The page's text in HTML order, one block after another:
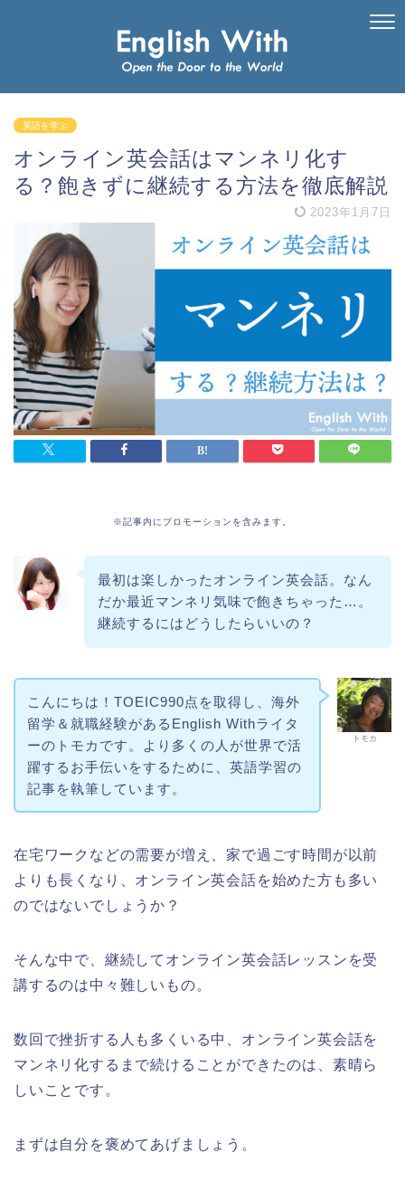
英語を学ぶ
オンライン英会話はマンネリ化す
る？飽きずに継続する方法を徹底解説
2023年1月7日
※記事内にプロモーションを含みます。
最初は楽しかったオンライン英会話。なん
だか最近マンネリ気味で飽きちゃった…。
継続するにはどうしたらいいの？
トモカ
こんにちは！TOEIC990点を取得し、海外
留学＆就職経験があるEnglish Withライタ
ーのトモカです。より多くの人が世界で活
躍するお手伝いをするために、英語学習の
記事を執筆しています。
在宅ワークなどの需要が増え、家で過ごす時間が以前
よりも長くなり、オンライン英会話を始めた方も多い
のではないでしょうか？
そんな中で、継続してオンライン英会話レッスンを受
講するのは中々難しいもの。
数回で挫折する人も多くいる中、オンライン英会話を
マンネリ化するまで続けることができたのは、素晴ら
しいことです。
まずは自分を褒めてあげましょう。